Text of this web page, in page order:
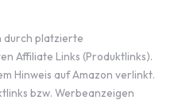
durch platzierte
Affiliate Links (Produktlinks).
Hinweis auf Amazon verlinkt.
bzw. Werbeanzeigen